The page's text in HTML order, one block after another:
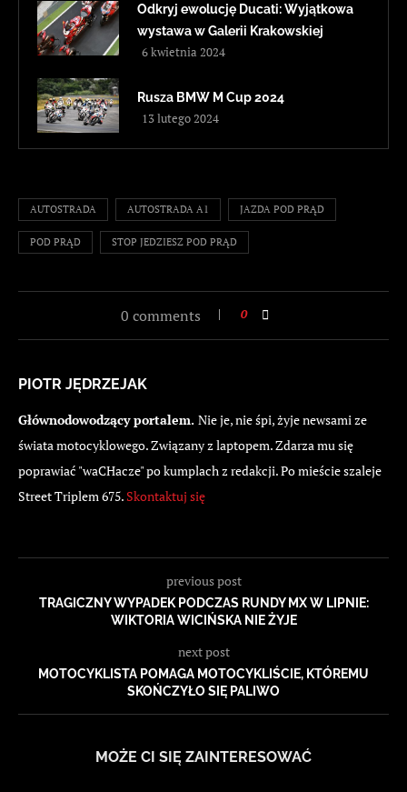
Odkryj ewolucję Ducati: Wyjątkowa
wystawa w Galerii Krakowskiej
6 kwietnia 2024
Rusza BMW M Cup 2024
13 lutego 2024
AUTOSTRADA AUTOSTRADA A1 JAZDA POD PRĄD
POD PRĄD STOP JEDZIESZ POD PRĄD
0 comments 0
PIOTR JĘDRZEJAK
Głównodowodzący portalem. Nie je, nie śpi, żyje newsami ze
świata motocyklowego. Związany z laptopem. Zdarza mu się
poprawiać "waCHacze" po kumplach z redakcji. Po mieście szaleje
Street Triplem 675. Skontaktuj się
previous post
TRAGICZNY WYPADEK PODCZAS RUNDY MX W LIPNIE:
WIKTORIA WICIŃSKA NIE ŻYJE
next post
MOTOCYKLISTA POMAGA MOTOCYKLIŚCIE, KTÓREMU
SKOŃCZYŁO SIĘ PALIWO
MOŻE CI SIĘ ZAINTERESOWAĆ